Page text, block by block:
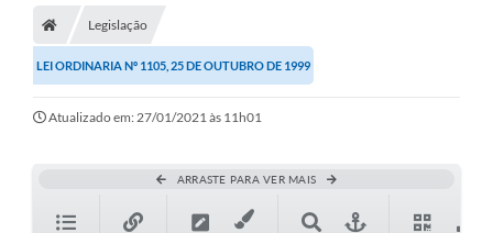
Diário Oficial
TRANSPARÊNCIA
Contato
Iluminação Pública
Legislação
LEI ORDINARIA Nº 1105, 25 DE OUTUBRO DE 1999
Atualizado em: 27/01/2021 às 11h01
ARRASTE PARA VER MAIS